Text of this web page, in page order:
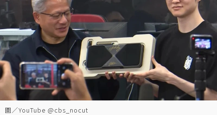
圖／YouTube @cbs_nocut